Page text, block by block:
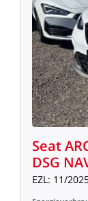
Seat
DSG
EZL: 11/